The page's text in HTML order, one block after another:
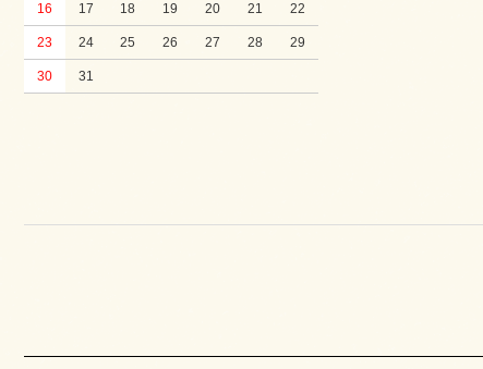
16 17 18 19 20 21 22
23 24 25 26 27 28 29
30 31